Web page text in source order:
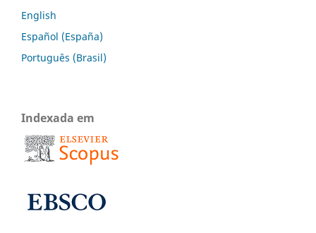
English
Español (España)
Português (Brasil)
Indexada em